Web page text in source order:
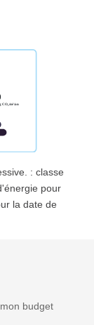
: classe
pour
la date de
budget